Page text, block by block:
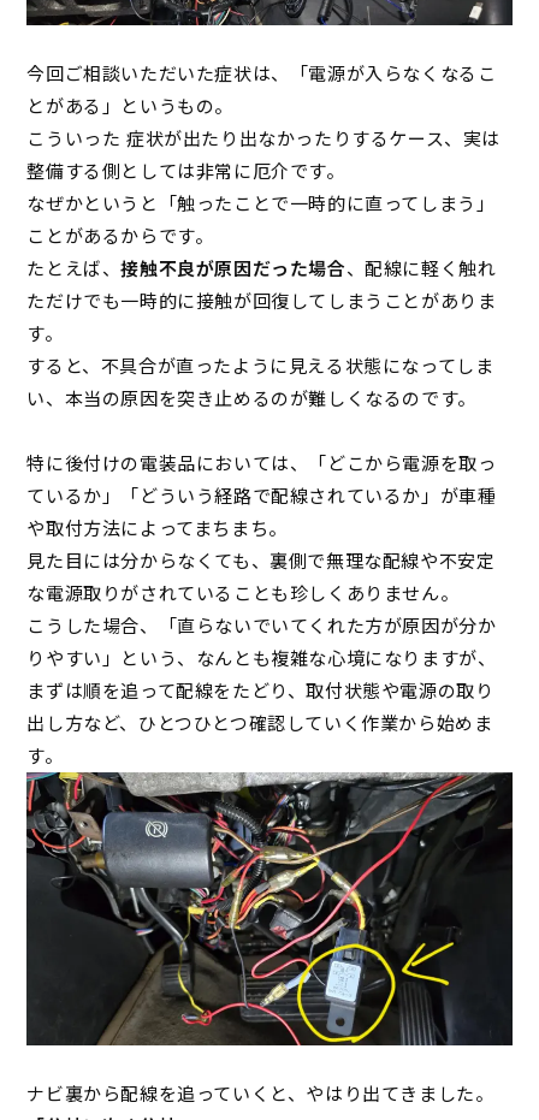
今回ご相談いただいた症状は、「電源が入らなくなるこ
とがある」というもの。
こういった 症状が出たり出なかったりするケース、実は
整備する側としては非常に厄介です。
なぜかというと「触ったことで一時的に直ってしまう」
ことがあるからです。
たとえば、接触不良が原因だった場合、配線に軽く触れ
ただけでも一時的に接触が回復してしまうことがありま
す。
すると、不具合が直ったように見える状態になってしま
い、本当の原因を突き止めるのが難しくなるのです。
特に後付けの電装品においては、「どこから電源を取っ
ているか」「どういう経路で配線されているか」が車種
や取付方法によってまちまち。
見た目には分からなくても、裏側で無理な配線や不安定
な電源取りがされていることも珍しくありません。
こうした場合、「直らないでいてくれた方が原因が分か
りやすい」という、なんとも複雑な心境になりますが、
まずは順を追って配線をたどり、取付状態や電源の取り
出し方など、ひとつひとつ確認していく作業から始めま
す。
ナビ裏から配線を追っていくと、やはり出てきました。